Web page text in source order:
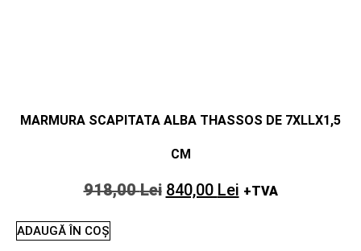
MARMURA SCAPITATA ALBA THASSOS DE 7XLLX1,5
CM
918,00Lei 840,00 Lei +TVA
ADAUGĂ ÎN COȘ